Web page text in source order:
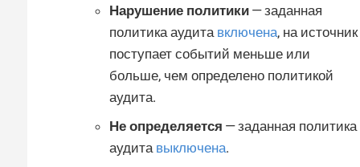
Нарушение политики — заданная
политика аудита включена, на источник
поступает событий меньше или
больше, чем определено политикой
аудита.
Не определяется — заданная политика
аудита выключена.